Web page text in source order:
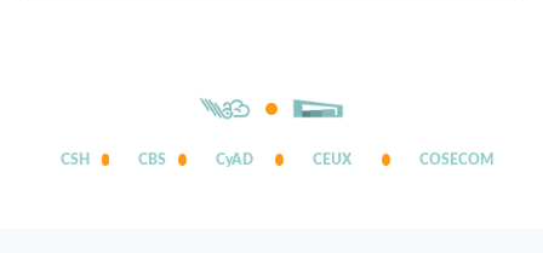
CSH CBS CyAD CEUX COSECOM